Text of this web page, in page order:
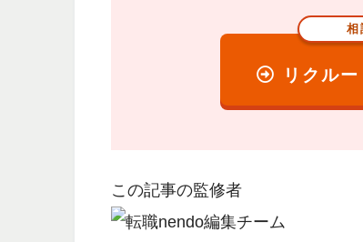
相
リクル
この記事の監修者